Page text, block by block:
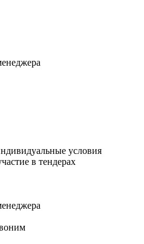
условия
в тендерах